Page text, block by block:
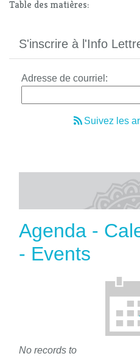
Table des matières:
S'inscrire à l'Info
Adresse de courriel:
Suivez les
Agenda -
- Events
No records to